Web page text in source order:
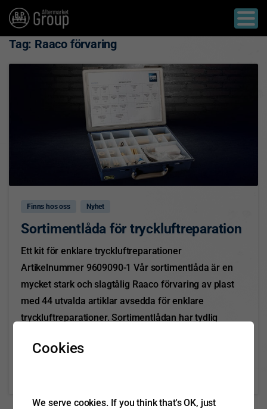
Tag: Raaco förvaring
Finns hos oss Nyhet
Sortimentlåda för tryckluftreparation
Ett kit för enklare tryckluftreparationer
Artikelnummer 9609090-1 Vår sortimentlåda är en
mycket stark och slagtålig Raaco förvaring av plast
med 44 utvalda artiklar avsedda för enklare
tryckluftreparationer. Sortimentlådan har tydlig
förbrukade artiklar. I lådan...
Cookies
We serve cookies. If you think that's OK, just